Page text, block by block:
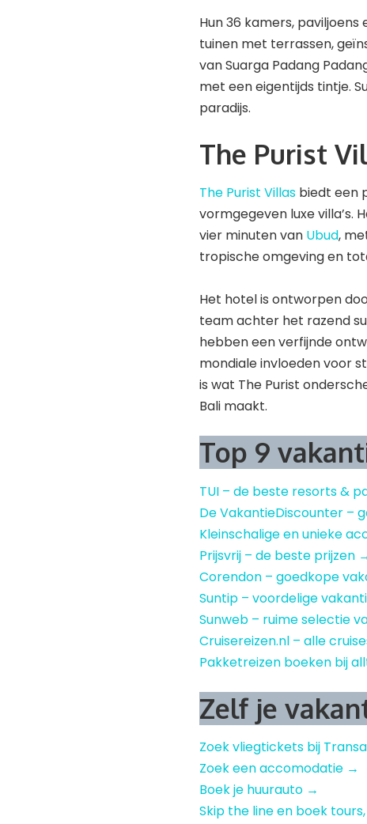
Hun 36 kamers,
tuinen met terrassen,
van Suarga Padang
met een eigentijds tintje.
paradijs.
The Purist
The Purist Villas biedt een
vormgegeven luxe villa’s.
vier minuten van Ubud,
tropische omgeving en
Het hotel is ontworpen
team achter het razend
hebben een verfijnde
mondiale invloeden voor
is wat The Purist
Bali maakt.
Top 9
TUI – de beste resorts &
De VakantieDiscounter –
Kleinschalige en unieke
Prijsvrij – de beste prijzen
Corendon – goedkope
Suntip – voordelige
Sunweb – ruime selectie
Cruisereizen.nl – alle
Pakketreizen boeken bij
Zelf je
Zoek vliegtickets bij
Zoek een accomodatie →
Boek je huurauto →
Skip the line en boek